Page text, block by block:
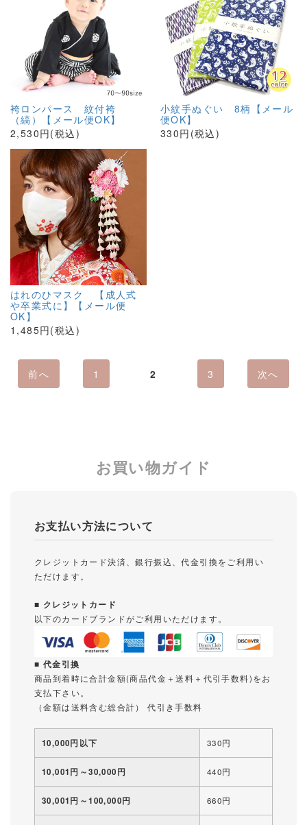
袴ロンパース 紋付袴
（縞）【メール便OK】
2,530円(税込)
小紋手ぬぐい 8柄【メール
便OK】
330円(税込)
はれのひマスク 【成人式
や卒業式に】【メール便
OK】
1,485円(税込)
前へ 1 2 3 次へ
お買い物ガイド
お支払い方法について
クレジットカード決済、銀行振込、代金引換をご利用い
ただけます。
■ クレジットカード
以下のカードブランドがご利用いただけます。
■ 代金引換
商品到着時に合計金額(商品代金＋送料＋代引手数料)をお
支払下さい。
（金額は送料含む総合計） 代引き手数料
10,000円以下 330円
10,001円～30,000円 440円
30,001円～100,000円 660円